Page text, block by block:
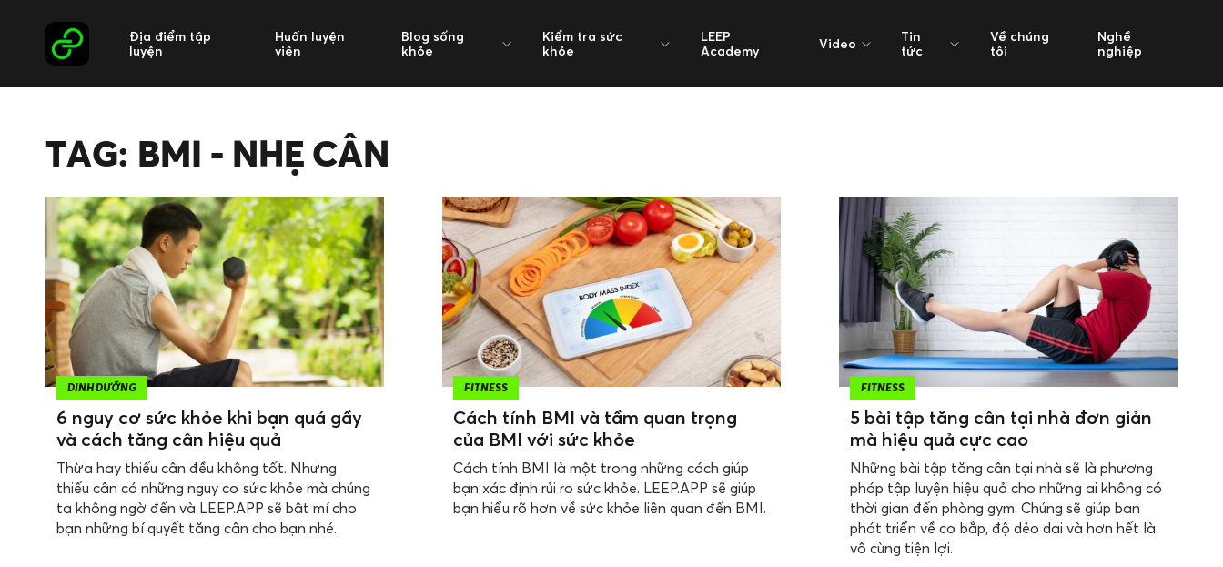
Địa điểm tập
luyện
Huấn luyện
viên
Blog sống
khỏe
Kiểm tra sức
khỏe
LEEP
Academy
Video
Tin
tức
Về chúng
tôi
Nghề
nghiệp
TAG: BMI - NHẸ CÂN
DINH DƯỠNG
6 nguy cơ sức khỏe khi bạn quá gầy
và cách tăng cân hiệu quả
Thừa hay thiếu cân đều không tốt. Nhưng
thiếu cân có những nguy cơ sức khỏe mà chúng
ta không ngờ đến và LEEP.APP sẽ bật mí cho
bạn những bí quyết tăng cân cho bạn nhé.
FITNESS
Cách tính BMI và tầm quan trọng
của BMI với sức khỏe
Cách tính BMI là một trong những cách giúp
bạn xác định rủi ro sức khỏe. LEEP.APP sẽ giúp
bạn hiểu rõ hơn về sức khỏe liên quan đến BMI.
FITNESS
5 bài tập tăng cân tại nhà đơn giản
mà hiệu quả cực cao
Những bài tập tăng cân tại nhà sẽ là phương
pháp tập luyện hiệu quả cho những ai không có
thời gian đến phòng gym. Chúng sẽ giúp bạn
phát triển về cơ bắp, độ dẻo dai và hơn hết là
vô cùng tiện lợi.